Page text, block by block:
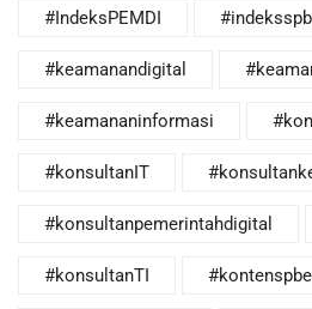
#IndeksPEMDI
#keamanandigital
#keamananinformasi
#konsultanIT
#konsultanpemerintahdigital
#konsultanTI #kontenspbe